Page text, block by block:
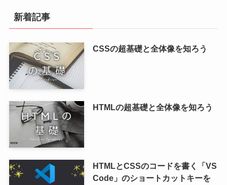
新着記事
CSSの超基礎と全体像を知ろう
HTMLの超基礎と全体像を知ろう
HTMLとCSSのコードを書く「VS
Code」のショートカットキーを